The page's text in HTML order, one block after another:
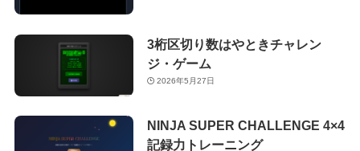
3桁区切り数はやときチャレン
ジ・ゲーム
2026年5月27日
NINJA SUPER CHALLENGE 4×4
記録力トレーニング